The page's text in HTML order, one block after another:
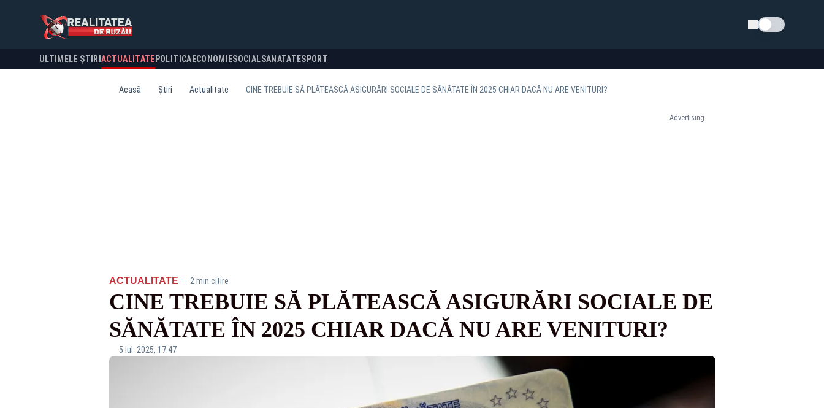
Schimba tema
ULTIMELE ȘTIRI ACTUALITATE POLITICA ECONOMIESOCIALSANATATESPORT
Acasă Știri Actualitate CINE TREBUIE SĂ PLĂTEASCĂ ASIGURĂRI SOCIALE DE SĂNĂTATE ÎN 2025 CHIAR DACĂ NU ARE VENITURI?
Advertising
ACTUALITATE· 2 min citire
CINE TREBUIE SĂ PLĂTEASCĂ ASIGURĂRI SOCIALE DE
SĂNĂTATE ÎN 2025 CHIAR DACĂ NU ARE VENITURI?
5 iul. 2025, 17:47